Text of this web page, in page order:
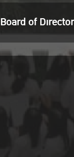
Board of